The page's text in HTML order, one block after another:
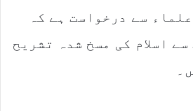
سے درخواست ہے کہ
اسلام کی مسخ شدہ تشریح